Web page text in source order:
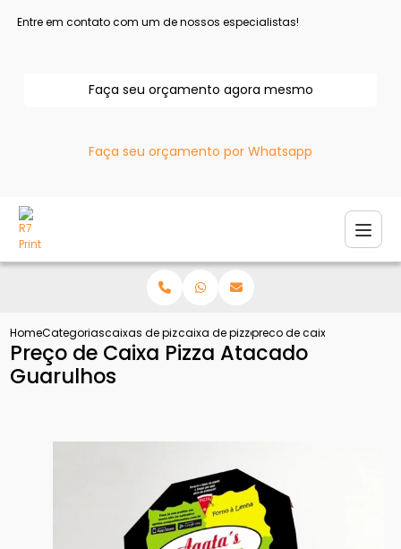
Entre em contato com um de nossos especialistas!
Faça seu orçamento agora mesmo
Faça seu orçamento por Whatsapp
HomeCategoriascaixas de pizzacaixa de pizza atacadopreco de caixa pizza
Preço de Caixa Pizza Atacado
Guarulhos